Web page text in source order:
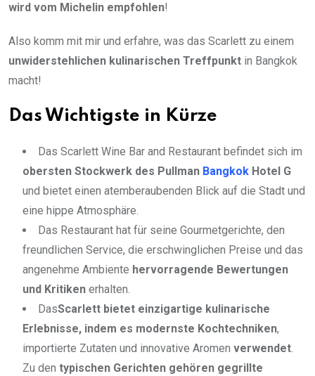
wird vom Michelin empfohlen!
Also komm mit mir und erfahre, was das Scarlett zu einem
unwiderstehlichen kulinarischen Treffpunkt in Bangkok
macht!
Das Wichtigste in Kürze
Das Scarlett Wine Bar and Restaurant befindet sich im
obersten Stockwerk des Pullman Bangkok Hotel G
und bietet einen atemberaubenden Blick auf die Stadt und
eine hippe Atmosphäre.
Das Restaurant hat für seine Gourmetgerichte, den
freundlichen Service, die erschwinglichen Preise und das
angenehme Ambiente hervorragende Bewertungen
und Kritiken erhalten.
DasScarlett bietet einzigartige kulinarische
Erlebnisse, indem es modernste Kochtechniken,
importierte Zutaten und innovative Aromen verwendet.
Zu den typischen Gerichten gehören gegrillte